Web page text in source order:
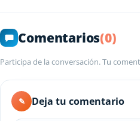
Comentarios(0)
Participa de la conversación. Tu
✎ Deja tu comentario